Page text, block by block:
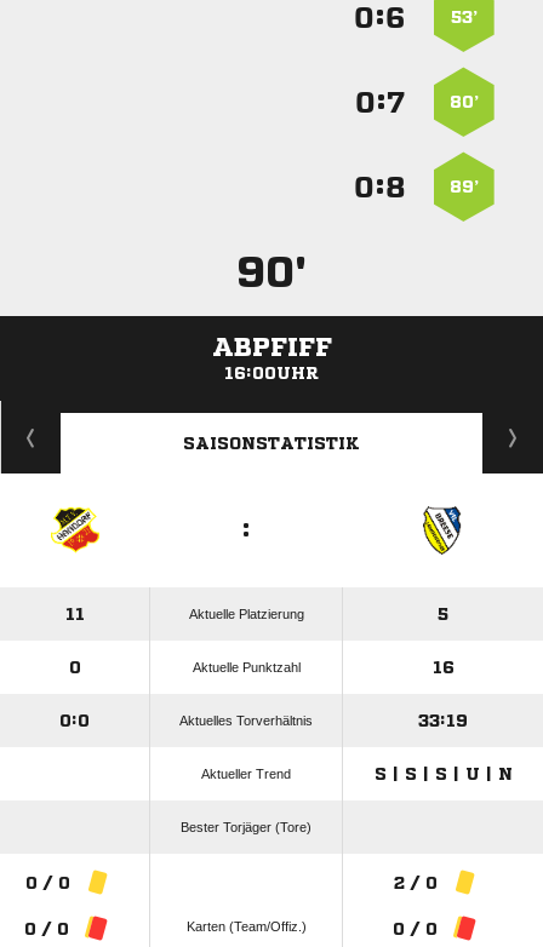
53’
:
80’
:
89’
:
90'
ABPFIFF
16:00UHR
ANZEIGE
SAISONSTATISTIK
:
11 Aktuelle Platzierung 5
0 Aktuelle Punktzahl 16
0:0 Aktuelles Torverhältnis 33:19
Aktueller Trend S | S | S | U | N
Bester Torjäger (Tore)
0 / 0
0 / 0 Karten (Team/Offiz.)
2 / 0
0 / 0